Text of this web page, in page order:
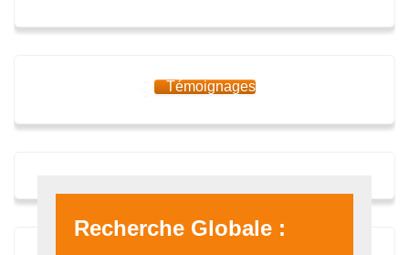
Témoignages
Recherche Globale :